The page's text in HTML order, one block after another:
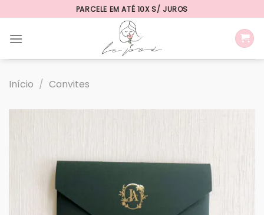
to
content
PARCELE EM ATÉ 10X S/ JUROS
Início / Convites